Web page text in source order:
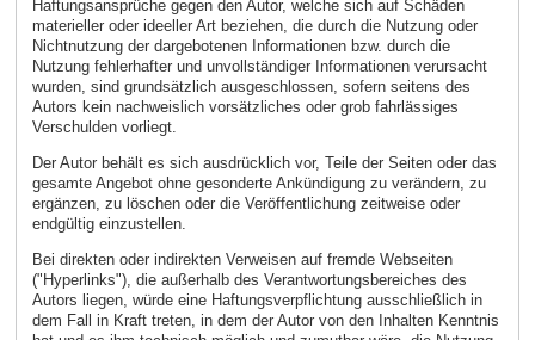
Haftungsansprüche gegen den Autor, welche sich auf Schäden
materieller oder ideeller Art beziehen, die durch die Nutzung oder
Nichtnutzung der dargebotenen Informationen bzw. durch die
Nutzung fehlerhafter und unvollständiger Informationen verursacht
wurden, sind grundsätzlich ausgeschlossen, sofern seitens des
Autors kein nachweislich vorsätzliches oder grob fahrlässiges
Verschulden vorliegt.
Der Autor behält es sich ausdrücklich vor, Teile der Seiten oder das
gesamte Angebot ohne gesonderte Ankündigung zu verändern, zu
ergänzen, zu löschen oder die Veröffentlichung zeitweise oder
endgültig einzustellen.
Bei direkten oder indirekten Verweisen auf fremde Webseiten
("Hyperlinks"), die außerhalb des Verantwortungsbereiches des
Autors liegen, würde eine Haftungsverpflichtung ausschließlich in
dem Fall in Kraft treten, in dem der Autor von den Inhalten Kenntnis